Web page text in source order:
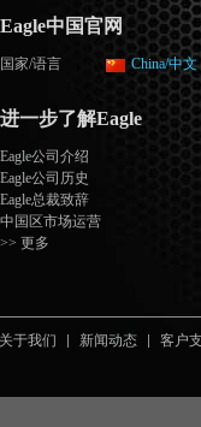
Eagle中国官网
国家/语言 China/中文
进一步了解Eagle
Eagle公司介绍
Eagle公司历史
Eagle总裁致辞
中国区市场运营
>> 更多
关于我们 新闻动态 客户